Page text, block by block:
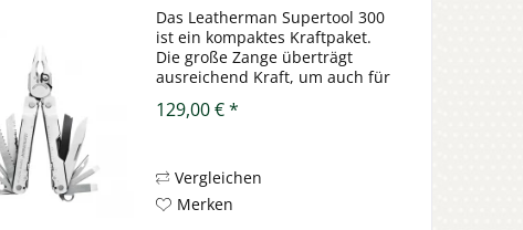
Das Leatherman Supertool 300
ist ein kompaktes Kraftpaket.
Die große Zange überträgt
ausreichend Kraft, um auch für
Drehmoment zu erzeugen.
weit in enge...
129,00 € *
Vergleichen
Merken